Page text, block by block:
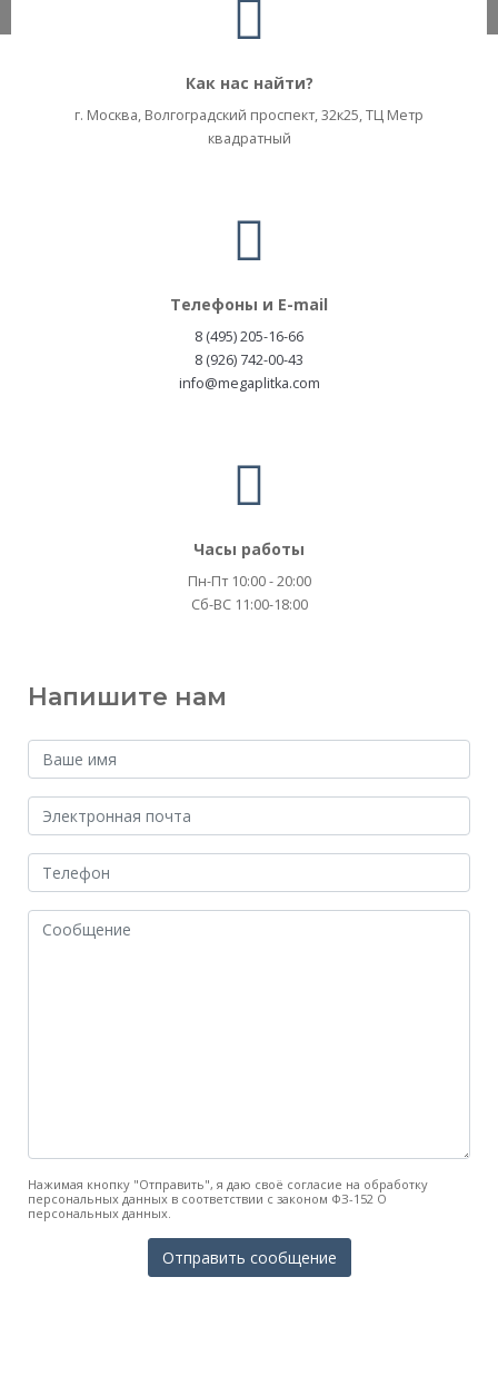
Как нас найти?
г. Москва, Волгоградский проспект, 32к25, ТЦ Метр
квадратный
Телефоны и E-mail
8 (495) 205-16-66
8 (926) 742-00-43
info@megaplitka.com
Часы работы
Пн-Пт 10:00 - 20:00
Сб-ВС 11:00-18:00
Напишите нам
Нажимая кнопку "Отправить", я даю своё согласие на обработку
персональных данных в соответствии с законом ФЗ-152 О
персональных данных.